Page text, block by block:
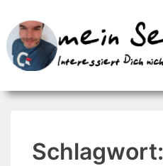
Zum
Inhalt
Schlagwort: